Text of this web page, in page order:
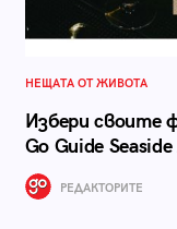
НЕЩАТА ОТ ЖИВОТА
Избери своите
Go Guide
РЕДАКТОРИТЕ